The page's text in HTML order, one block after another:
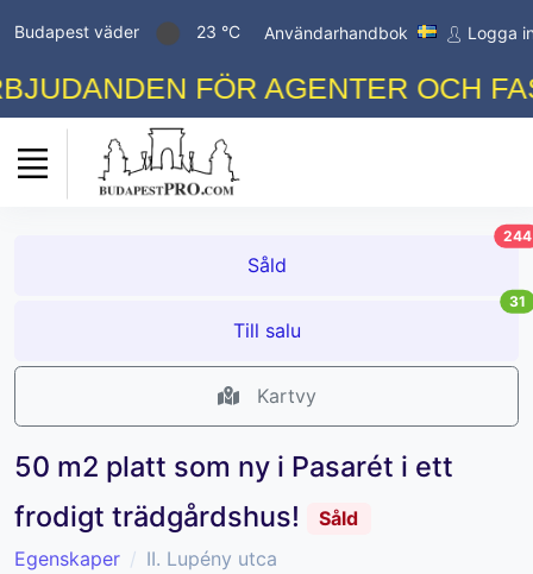
Budapest väder 23 °C Användarhandbok Logga
FÖR AGENTER OCH
Såld
244
Till salu
31
Kartvy
50 m2 platt som ny i Pasarét i ett
frodigt trädgårdshus!
Såld
Egenskaper
II. Lupény utca